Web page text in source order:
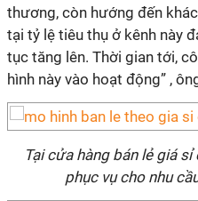
thương, còn hướng đến
tại tỷ lệ tiêu thụ ở kênh này
tục tăng lên. Thời gian tới,
hình này vào hoạt động” ,
Tại cửa hàng bán lẻ giá
phục vụ cho nhu